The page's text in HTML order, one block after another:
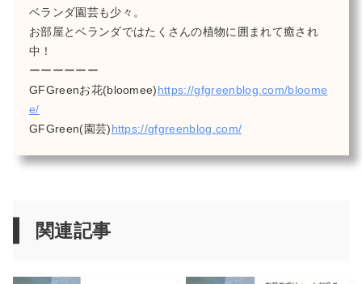
ベランダ園芸も少々。
お部屋とベランダではたくさんの植物に囲まれて癒され
中！
ーーーーーー
GFGreenお花(bloomee)https://gfgreenblog.com/bloome
e/
GFGreen(園芸)https://gfgreenblog.com/
関連記事